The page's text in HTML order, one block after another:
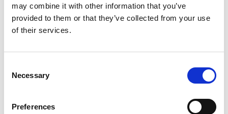
may combine it with other information that you’ve
provided to them or that they’ve collected from your use
of their services.
Selection
Necessary
Preferences
EXTRUDE HONE ADOUCIT LES
MÉDICAUX.